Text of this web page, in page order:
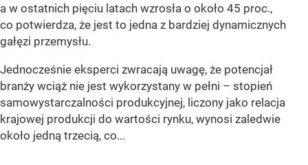
a w ostatnich pięciu latach wzrosła o około 45 proc.,
co potwierdza, że jest to jedna z bardziej dynamicznych
gałęzi przemysłu.
Jednocześnie eksperci zwracają uwagę, że potencjał
branży wciąż nie jest wykorzystany w pełni – stopień
samowystarczalności produkcyjnej, liczony jako relacja
krajowej produkcji do wartości rynku, wynosi zaledwie
około jedną trzecią, co...